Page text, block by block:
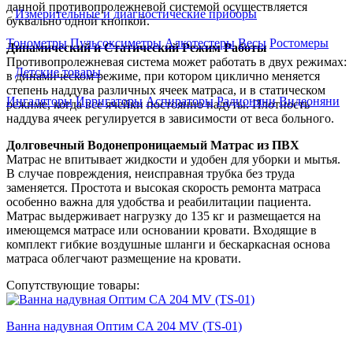
Измерительные и диагностические приборы
Тонометры Пульсоксиметры Алкотестеры Весы Ростомеры
Детские товары
Ингаляторы Ирригаторы Аспираторы Радионяни Видеоняни
данной противопролежневой системой осуществляется
буквально одной кнопкой.
Динамический и Статический Режим Работы
Противопролежневая система может работать в двух режимах:
в динамическом режиме, при котором циклично меняется
степень наддува различных ячеек матраса, и в статическом
режиме, когда все ячейки постоянно надуты. Плотность
наддува ячеек регулируется в зависимости от веса больного.
Долговечный Водонепроницаемый Матрас из ПВХ
Матрас не впитывает жидкости и удобен для уборки и мытья.
В случае повреждения, неисправная трубка без труда
заменяется. Простота и высокая скорость ремонта матраса
особенно важна для удобства и реабилитации пациента.
Матрас выдерживает нагрузку до 135 кг и размещается на
имеющемся матрасе или основании кровати. Входящие в
комплект гибкие воздушные шланги и бескаркасная основа
матраса облегчают размещение на кровати.
Сопутствующие товары:
Ванна надувная Оптим CA 204 MV (TS-01)